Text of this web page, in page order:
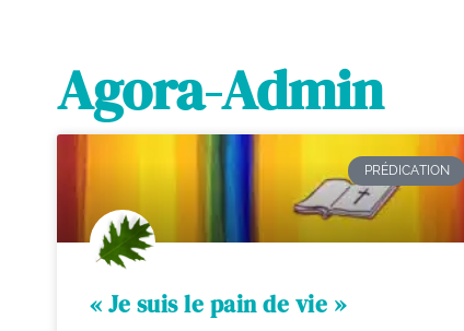
Agora-Admin
PRÉDICATION
« Je suis le pain de vie »